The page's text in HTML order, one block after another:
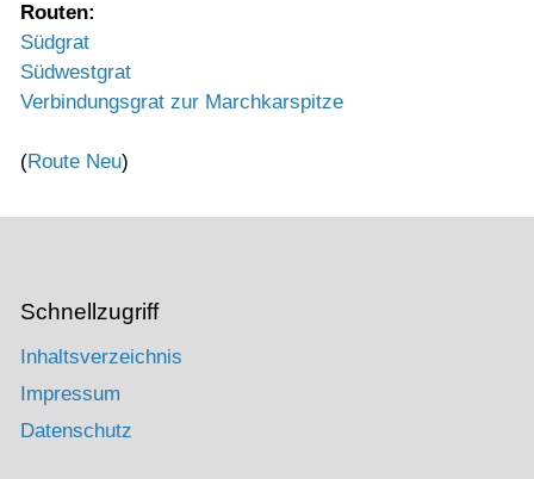
Routen:
Südgrat
Südwestgrat
Verbindungsgrat zur Marchkarspitze
(Route Neu)
Schnellzugriff
Inhaltsverzeichnis
Impressum
Datenschutz